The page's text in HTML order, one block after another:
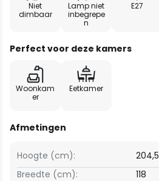
Niet
dimbaar
Lamp niet
inbegrepe
n
E27
Perfect voor deze kamers
Woonkam
er
Eetkamer
Afmetingen
Breedte (cm): 118
Hoogte (cm): 204,5